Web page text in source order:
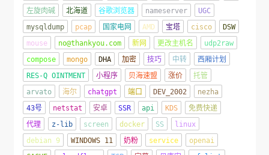
左旋肉碱
北海道 谷歌浏览器 nameserver
UGC
mysqldump
pcap 国家电网 AMD 宝塔 cisco
DSW
mouse
no@thankyou.com 新网 更改主机名
udp2raw
compose
mongo DHA 加密 技巧 中转
西厢计划
RES-Q OINTMENT
小程序 贝海速盟 涨价
托管
arvato
海尔 chatgpt 端口 DEV_2002
nezha
43号
netstat 安卓 SSR api KDS
免费快递
代理
z-lib screen docker SS
linux
debian 9
WINDOWS 11 奶粉 service
openai